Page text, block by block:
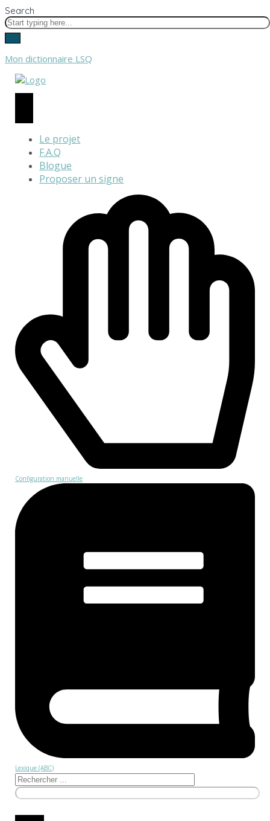
Search
Mon dictionnaire LSQ
Le projet
F.A.Q
Blogue
Proposer un signe
Configuration manuelle
Lexique (ABC)